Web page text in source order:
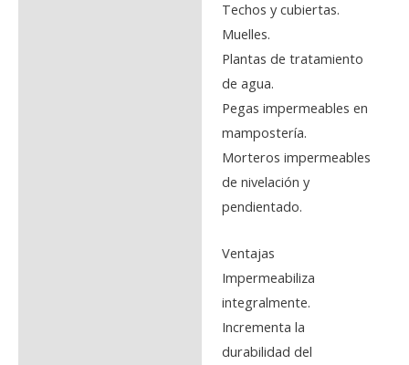
Techos y cubiertas.
Muelles.
Plantas de tratamiento
de agua.
Pegas impermeables en
mampostería.
Morteros impermeables
de nivelación y
pendientado.
Ventajas
Impermeabiliza
integralmente.
Incrementa la
durabilidad del